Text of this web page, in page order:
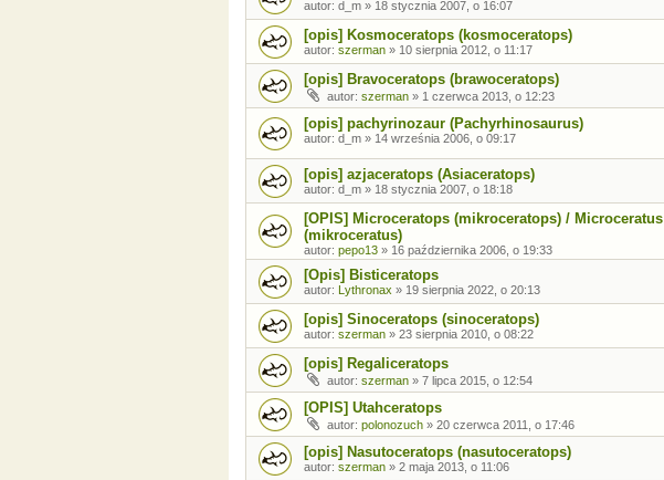
autor: d_m » 18 stycznia 2007, o 16:07
[opis] Kosmoceratops (kosmoceratops)
autor: szerman » 10 sierpnia 2012, o 11:17
[opis] Bravoceratops (brawoceratops)
autor: szerman » 1 czerwca 2013, o 12:23
[opis] pachyrinozaur (Pachyrhinosaurus)
autor: d_m » 14 września 2006, o 09:17
[opis] azjaceratops (Asiaceratops)
autor: d_m » 18 stycznia 2007, o 18:18
[OPIS] Microceratops (mikroceratops) / Microceratus
(mikroceratus)
autor: pepo13 » 16 października 2006, o 19:33
[Opis] Bisticeratops
autor: Lythronax » 19 sierpnia 2022, o 20:13
[opis] Sinoceratops (sinoceratops)
autor: szerman » 23 sierpnia 2010, o 08:22
[opis] Regaliceratops
autor: szerman » 7 lipca 2015, o 12:54
[OPIS] Utahceratops
autor: polonozuch » 20 czerwca 2011, o 17:46
[opis] Nasutoceratops (nasutoceratops)
autor: szerman » 2 maja 2013, o 11:06